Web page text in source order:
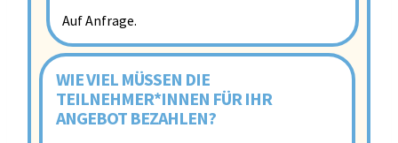
Auf Anfrage.
WIE VIEL MÜSSEN DIE
TEILNEHMER*INNEN FÜR IHR
ANGEBOT BEZAHLEN?